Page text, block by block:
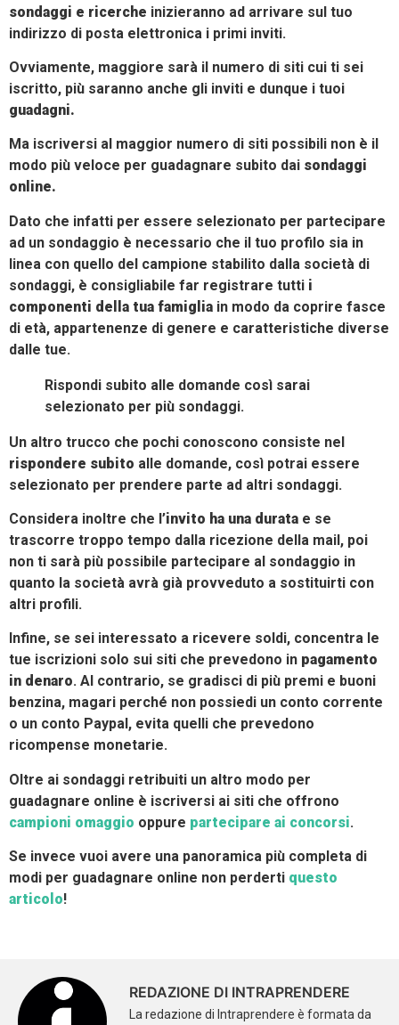
sondaggi e ricerche inizieranno ad arrivare sul tuo
indirizzo di posta elettronica i primi inviti.
Ovviamente, maggiore sarà il numero di siti cui ti sei
iscritto, più saranno anche gli inviti e dunque i tuoi
guadagni.
Ma iscriversi al maggior numero di siti possibili non è il
modo più veloce per guadagnare subito dai sondaggi
online.
Dato che infatti per essere selezionato per partecipare
ad un sondaggio è necessario che il tuo profilo sia in
linea con quello del campione stabilito dalla società di
sondaggi, è consigliabile far registrare tutti i
componenti della tua famiglia in modo da coprire fasce
di età, appartenenze di genere e caratteristiche diverse
dalle tue.
Rispondi subito alle domande così sarai
selezionato per più sondaggi.
Un altro trucco che pochi conoscono consiste nel
rispondere subito alle domande, così potrai essere
selezionato per prendere parte ad altri sondaggi.
Considera inoltre che l’invito ha una durata e se
trascorre troppo tempo dalla ricezione della mail, poi
non ti sarà più possibile partecipare al sondaggio in
quanto la società avrà già provveduto a sostituirti con
altri profili.
Infine, se sei interessato a ricevere soldi, concentra le
tue iscrizioni solo sui siti che prevedono in pagamento
in denaro. Al contrario, se gradisci di più premi e buoni
benzina, magari perché non possiedi un conto corrente
o un conto Paypal, evita quelli che prevedono
ricompense monetarie.
Oltre ai sondaggi retribuiti un altro modo per
guadagnare online è iscriversi ai siti che offrono
campioni omaggio oppure partecipare ai concorsi.
Se invece vuoi avere una panoramica più completa di
modi per guadagnare online non perderti questo
articolo!
REDAZIONE DI INTRAPRENDERE
La redazione di Intraprendere è formata da